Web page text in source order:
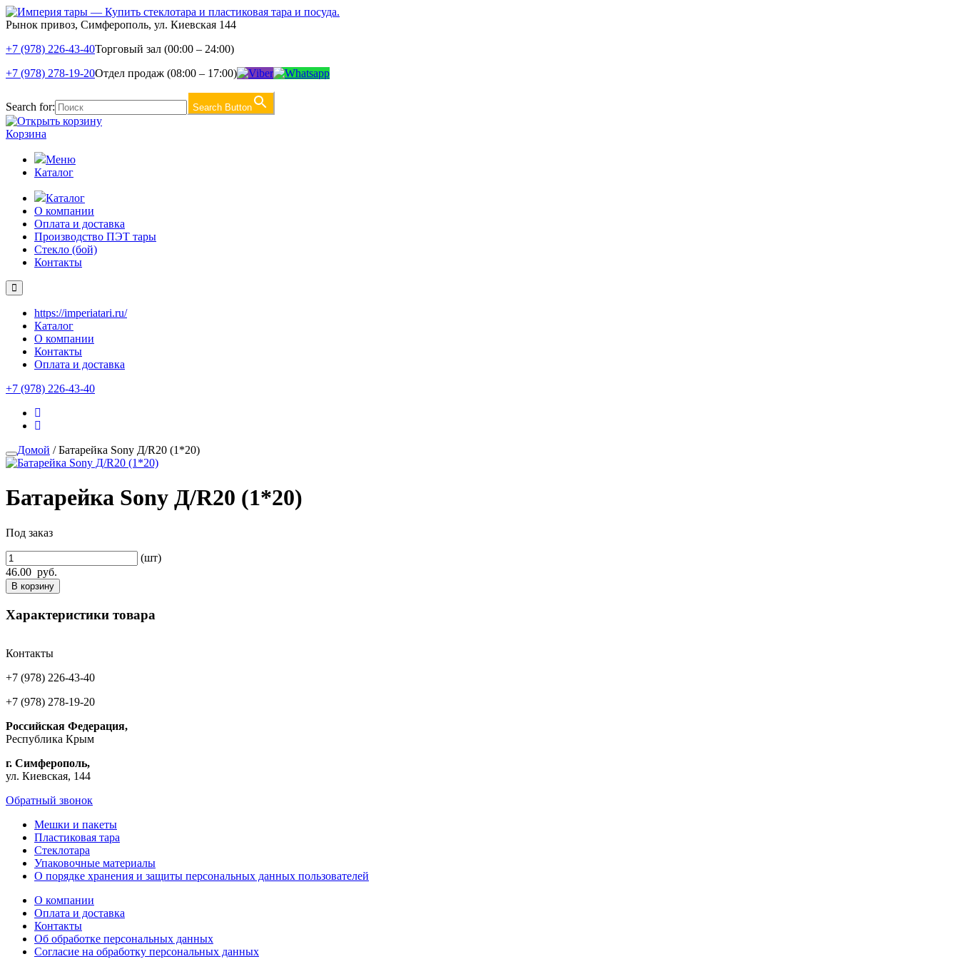
Рынок привоз, Симферополь, ул. Киевская 144
+7 (978) 226-43-40Торговый зал (00:00 – 24:00)
+7 (978) 278-19-20Отдел продаж (08:00 – 17:00)
Search for: Search Button
Корзина
Меню
Каталог
Каталог
О компании
Оплата и доставка
Производство ПЭТ тары
Стекло (бой)
Контакты
https://imperiatari.ru/
Каталог
О компании
Контакты
Оплата и доставка
+7 (978) 226-43-40
Домой / Батарейка Sony Д/R20 (1*20)
Батарейка Sony Д/R20 (1*20)
Под заказ
(шт)
46.00 руб.
В корзину
Характеристики товара
Контакты
+7 (978) 226-43-40
+7 (978) 278-19-20
Российская Федерация,
Республика Крым
г. Симферополь,
ул. Киевская, 144
Обратный звонок
Мешки и пакеты
Пластиковая тара
Стеклотара
Упаковочные материалы
О порядке хранения и защиты персональных данных пользователей
О компании
Оплата и доставка
Контакты
Об обработке персональных данных
Согласие на обработку персональных данных